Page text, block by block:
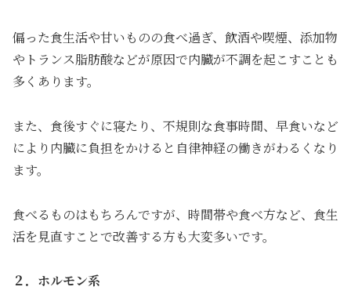
偏った食生活や甘いものの食べ過ぎ、飲酒や喫煙、添加物
やトランス脂肪酸などが原因で内臓が不調を起こすことも
多くあります。
また、食後すぐに寝たり、不規則な食事時間、早食いなど
により内臓に負担をかけると自律神経の働きがわるくなり
ます。
食べるものはもちろんですが、時間帯や食べ方など、食生
活を見直すことで改善する方も大変多いです。
２．ホルモン系